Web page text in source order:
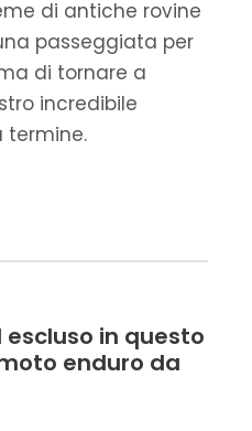
di antiche rovine
passeggiata per
di tornare a
incredibile
termine.
escluso in questo
enduro da